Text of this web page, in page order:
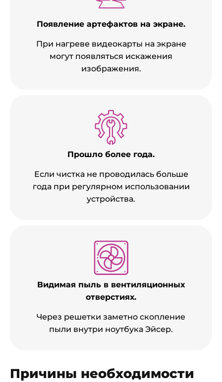
Появление артефактов на экране.
При нагреве видеокарты на экране
могут появляться искажения
изображения.
Прошло более года.
Если чистка не проводилась больше
года при регулярном использовании
устройства.
Видимая пыль в вентиляционных
отверстиях.
Через решетки заметно скопление
пыли внутри ноутбука Эйсер.
Причины необходимости